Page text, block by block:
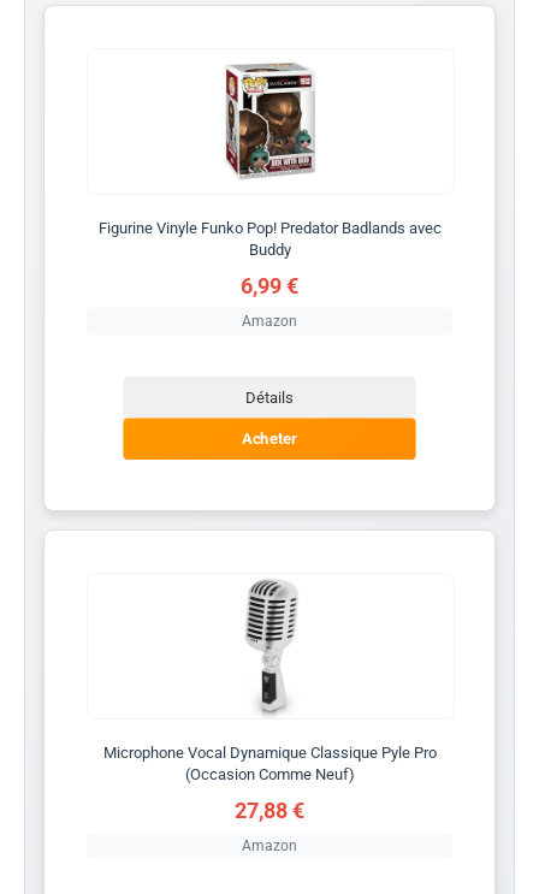
Figurine Vinyle Funko Pop! Predator Badlands avec
Buddy
6,99 €
Amazon
Détails
Acheter
Microphone Vocal Dynamique Classique Pyle Pro
(Occasion Comme Neuf)
27,88 €
Amazon